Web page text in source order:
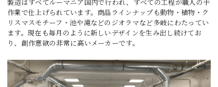
製造はすべてルーマニア国内で行われ、すべての工程が職人の手
作業で仕上げられています。商品ラインナップも動物・植物・ク
リスマスモチーフ・池や滝などのジオラマなど多岐にわたってい
ます。現在も毎月のように新しいデザインを生み出し続けてお
り、創作意欲の非常に高いメーカーです。